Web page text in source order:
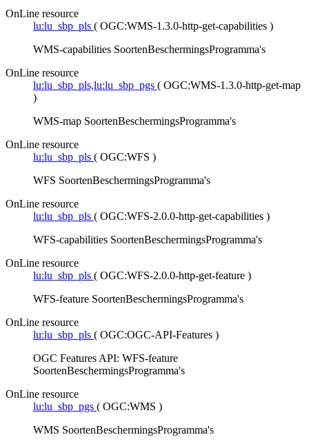
OnLine resource
lu:lu_sbp_pls ( OGC:WMS-1.3.0-http-get-capabilities )
WMS-capabilities SoortenBeschermingsProgramma's
OnLine resource
lu:lu_sbp_pls,lu:lu_sbp_pgs ( OGC:WMS-1.3.0-http-get-map
)
WMS-map SoortenBeschermingsProgramma's
OnLine resource
lu:lu_sbp_pls ( OGC:WFS )
WFS SoortenBeschermingsProgramma's
OnLine resource
lu:lu_sbp_pls ( OGC:WFS-2.0.0-http-get-capabilities )
WFS-capabilities SoortenBeschermingsProgramma's
OnLine resource
lu:lu_sbp_pls ( OGC:WFS-2.0.0-http-get-feature )
WFS-feature SoortenBeschermingsProgramma's
OnLine resource
lu:lu_sbp_pls ( OGC:OGC-API-Features )
OGC Features API: WFS-feature
SoortenBeschermingsProgramma's
OnLine resource
lu:lu_sbp_pgs ( OGC:WMS )
WMS SoortenBeschermingsProgramma's